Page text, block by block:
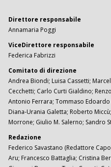
Direttore responsabile
Annamaria Poggi
ViceDirettore responsabile
Federica Fabrizzi
Comitato di direzione
Andrea Biondi; Luisa Cassetti;
Cecchetti; Carlo Curti Gialdino;
Antonio Ferrara; Tommaso Edoardo
Diana-Urania Galetta; Roberto
Morrone; Giulio M. Salerno; Sandro
Redazione
Federico Savastano (Redattore
Aru; Francesco Battaglia; Cristina